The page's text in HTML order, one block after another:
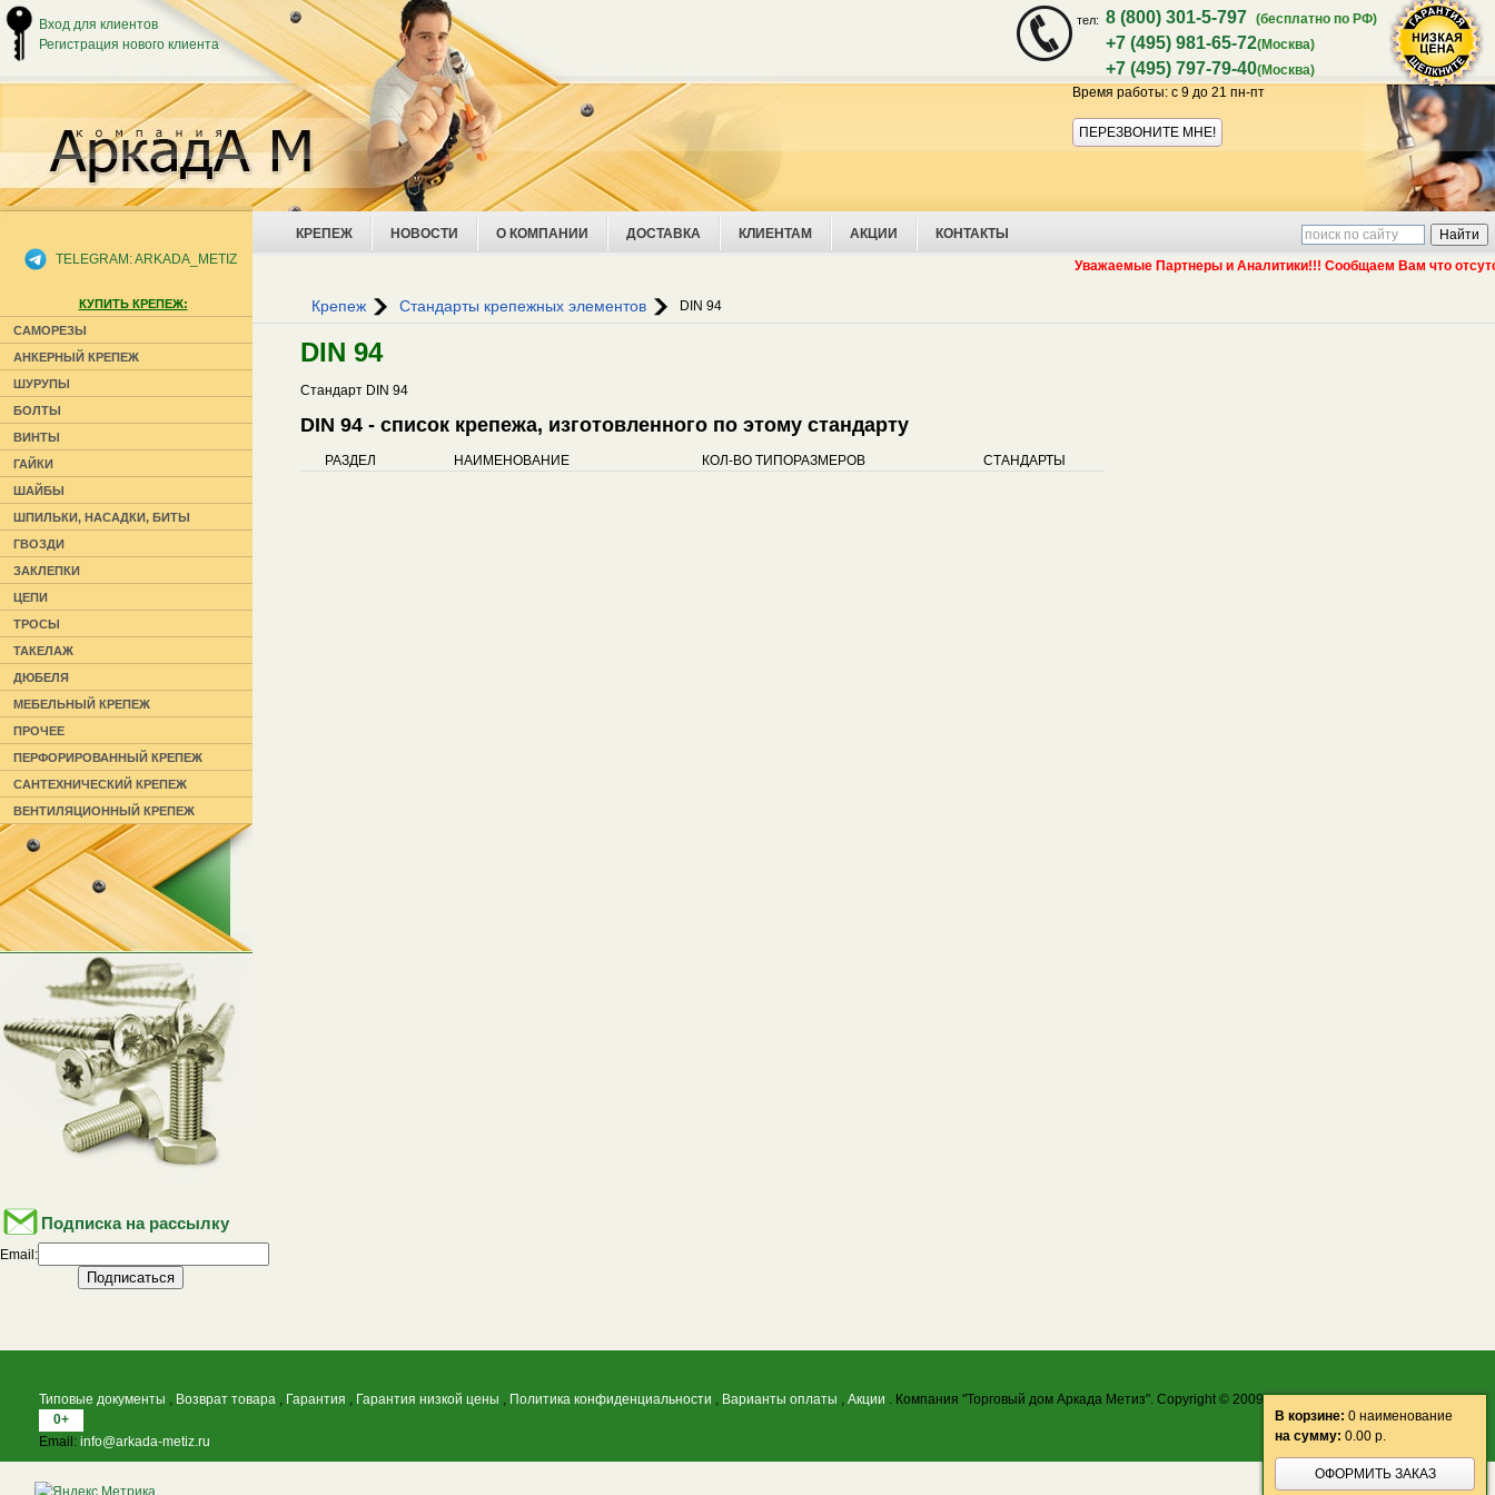
тел: 8 (800) 301-5-797 (бесплатно по РФ)
+7 (495) 981-65-72(Москва)
+7 (495) 797-79-40(Москва)
Время работы: с 9 до 21 пн-пт
ПЕРЕЗВОНИТЕ МНЕ!
Акция:
КРЕПЕЖ НОВОСТИ О КОМПАНИИ ДОСТАВКА КЛИЕНТАМ АКЦИИ КОНТАКТЫ
Уважаемые Партнеры и Аналитики!!! Сообщаем Вам что
Крепеж Стандарты крепежных элементов DIN 94
DIN 94
Стандарт DIN 94
DIN 94 - список крепежа, изготовленного по этому стандарту
РАЗДЕЛ НАИМЕНОВАНИЕ КОЛ-ВО ТИПОРАЗМЕРОВ СТАНДАРТЫ
TELEGRAM: ARKADA_METIZ
КУПИТЬ КРЕПЕЖ:
САМОРЕЗЫ
АНКЕРНЫЙ КРЕПЕЖ
ШУРУПЫ
БОЛТЫ
ВИНТЫ
ГАЙКИ
ШАЙБЫ
ШПИЛЬКИ, НАСАДКИ, БИТЫ
ГВОЗДИ
ЗАКЛЕПКИ
ЦЕПИ
ТРОСЫ
ТАКЕЛАЖ
ДЮБЕЛЯ
МЕБЕЛЬНЫЙ КРЕПЕЖ
ПРОЧЕЕ
ПЕРФОРИРОВАННЫЙ КРЕПЕЖ
САНТЕХНИЧЕСКИЙ КРЕПЕЖ
ВЕНТИЛЯЦИОННЫЙ КРЕПЕЖ
Подписка на рассылку
Email:
В корзине: 0 наименование
на сумму: 0.00 р.
ОФОРМИТЬ ЗАКАЗ
Типовые документы , Возврат товара , Гарантия , Гарантия низкой цены , Политика конфиденциальности , Варианты оплаты , Акции . Компания "Торговый дом Аркада Метиз". Copyright © 2009-2026 ООО "ТД Аркада Метиз"
0+
Email: info@arkada-metiz.ru
Вход для клиентов
Регистрация нового клиента